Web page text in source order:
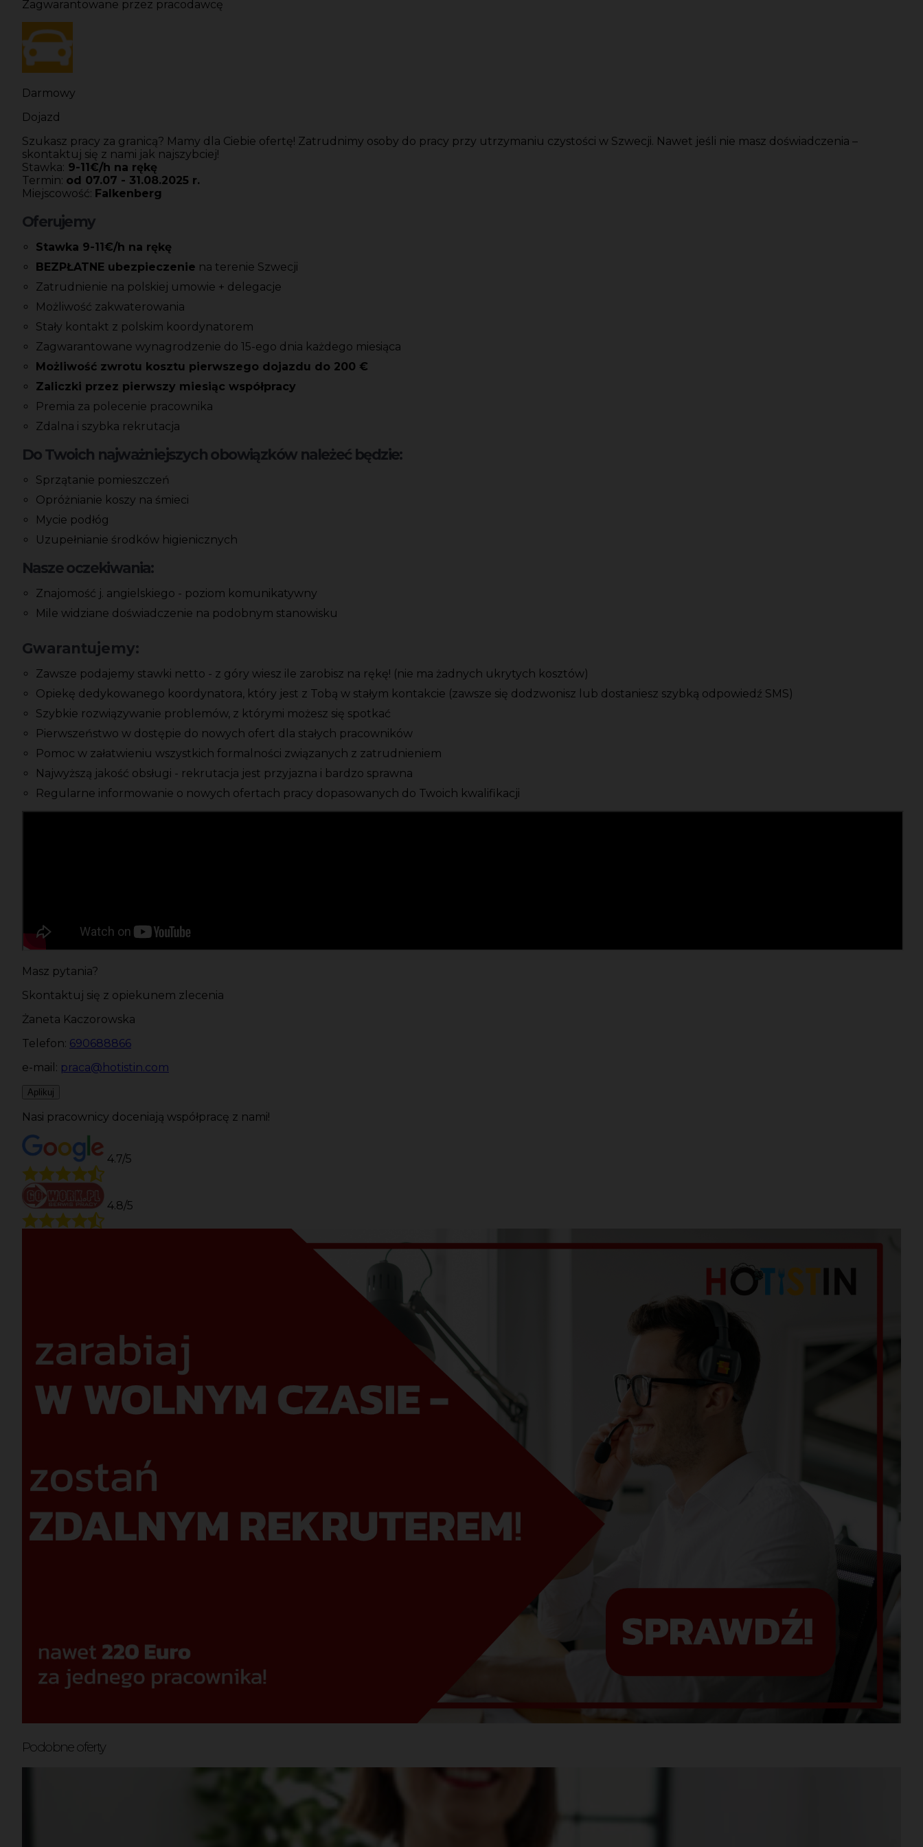
Zagwarantowane przez pracodawcę
Darmowy
Dojazd
Szukasz pracy za granicą? Mamy dla Ciebie ofertę! Zatrudnimy osoby do pracy przy utrzymaniu czystości w Szwecji. Nawet jeśli nie masz doświadczenia –
skontaktuj się z nami jak najszybciej!
Stawka: 9-11€/h na rękę
Termin: od 07.07 - 31.08.2025 r.
Miejscowość: Falkenberg
Oferujemy
Stawka 9-11€/h na rękę
BEZPŁATNE ubezpieczenie na terenie Szwecji
Zatrudnienie na polskiej umowie + delegacje
Możliwość zakwaterowania
Stały kontakt z polskim koordynatorem
Zagwarantowane wynagrodzenie do 15-ego dnia każdego miesiąca
Możliwość zwrotu kosztu pierwszego dojazdu do 200 €
Zaliczki przez pierwszy miesiąc współpracy
Premia za polecenie pracownika
Zdalna i szybka rekrutacja
Do Twoich najważniejszych obowiązków należeć będzie:
Sprzątanie pomieszczeń
Opróżnianie koszy na śmieci
Mycie podłóg
Uzupełnianie środków higienicznych
Nasze oczekiwania:
Znajomość j. angielskiego - poziom komunikatywny
Mile widziane doświadczenie na podobnym stanowisku
Gwarantujemy:
Zawsze podajemy stawki netto - z góry wiesz ile zarobisz na rękę! (nie ma żadnych ukrytych kosztów)
Opiekę dedykowanego koordynatora, który jest z Tobą w stałym kontakcie (zawsze się dodzwonisz lub dostaniesz szybką odpowiedź SMS)
Szybkie rozwiązywanie problemów, z którymi możesz się spotkać
Pierwszeństwo w dostępie do nowych ofert dla stałych pracowników
Pomoc w załatwieniu wszystkich formalności związanych z zatrudnieniem
Najwyższą jakość obsługi - rekrutacja jest przyjazna i bardzo sprawna
Regularne informowanie o nowych ofertach pracy dopasowanych do Twoich kwalifikacji
Masz pytania?
Skontaktuj się z opiekunem zlecenia
Żaneta Kaczorowska
Telefon: 690688866
e-mail: praca@hotistin.com
Aplikuj
Nasi pracownicy doceniają współpracę z nami!
4.7/5
4.8/5
Podobne oferty